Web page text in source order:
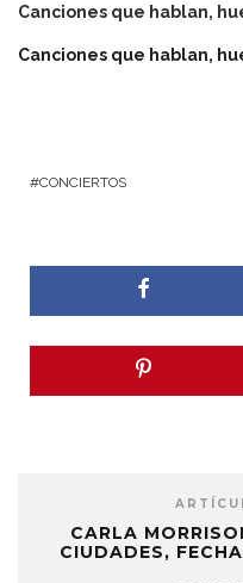
Canciones que hablan,
Canciones que hablan,
CONCIERTOS
CARLA
CIUDADES,